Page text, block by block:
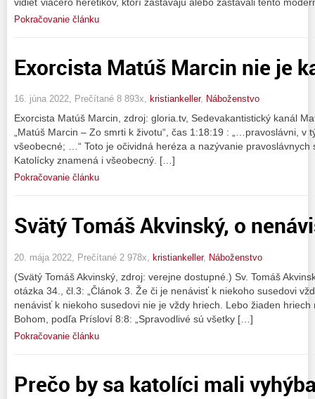
Pokračovanie článku
Exorcista Matúš Marcin nie je
16. júna 2022, Prečítané 8 893x, kristiankeller, Náboženstvo
Exorcista Matúš Marcin, zdroj: gloria.tv, Sedevakantistický kanál
„Matúš Marcin – Zo smrti k životu“, čas 1:18:19 : „…pravoslávni, v
všeobecné; …“ Toto je očividná heréza a nazývanie pravoslávnych
Katolícky znamená i všeobecný. […]
Pokračovanie článku
Svätý Tomáš Akvinský, o
20. mája 2022, Prečítané 2 978x, kristiankeller, Náboženstvo
(Svätý Tomáš Akvinský, zdroj: verejne dostupné.) Sv. Tomáš
otázka 34., čl.3: „Článok 3. Že či je nenávisť k niekoho susedovi
nenávisť k niekoho susedovi nie je vždy hriech. Lebo žiaden
Bohom, podľa Prísloví 8:8: „Spravodlivé sú všetky […]
Pokračovanie článku
Prečo by sa katolíci mali